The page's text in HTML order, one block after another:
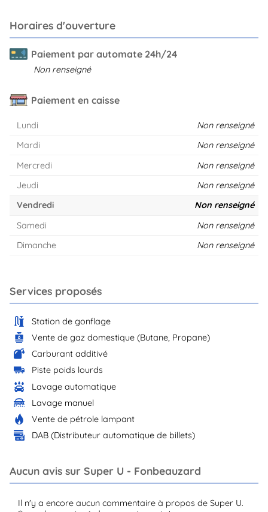
Horaires d'ouverture
Paiement par automate 24h/24
Non renseigné
Paiement en caisse
Lundi
Non renseigné
Mardi
Non renseigné
Mercredi
Non renseigné
Jeudi
Non renseigné
Vendredi
Non renseigné
Samedi
Non renseigné
Dimanche
Non renseigné
Services proposés
Station de gonflage
Vente de gaz domestique (Butane, Propane)
Carburant additivé
Piste poids lourds
Lavage automatique
Lavage manuel
Vente de pétrole lampant
DAB (Distributeur automatique de billets)
Aucun avis sur Super U - Fonbeauzard
Il n'y a encore aucun commentaire à propos de Super U.